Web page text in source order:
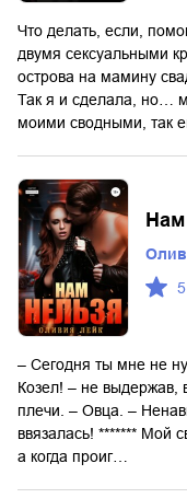
Что делать, если,
двумя сексуальными
острова на мамину
Так я и сделала, но…
моими сводными, так
5
– Сегодня ты мне не
Козел! – не выдержав,
плечи. – Овца. –
ввязалась! ******* Мой
а когда проиг…